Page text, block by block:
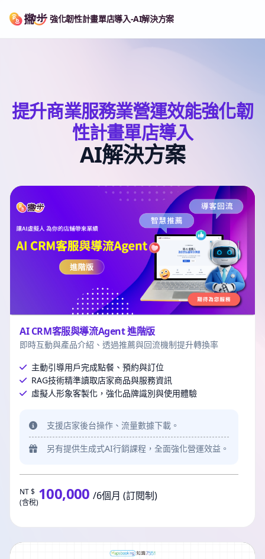
強化韌性計畫單店導入-AI解決方案
提升商業服務業營運效能強化韌
性計畫單店導入
AI解決方案
AI CRM客服與導流Agent 進階版
即時互動與產品介紹、透過推薦與回流機制提升轉換率
主動引導用戶完成點餐、預約與訂位
RAG技術精準讀取店家商品與服務資訊
虛擬人形象客製化，強化品牌識別與使用體驗
支援店家後台操作、流量數據下載。
另有提供生成式AI行銷課程，全面強化營運效益。
NT $
(含稅)100,000/6個月 (訂閱制)